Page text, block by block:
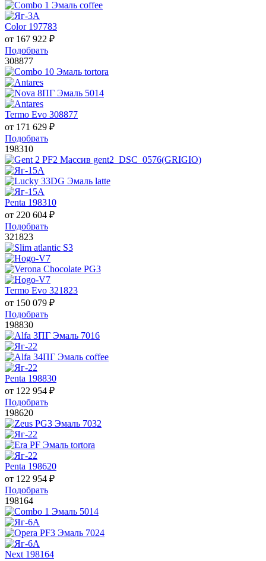
Color 197783
от 167 922 ₽
Подобрать
308877
Termo Evo 308877
от 171 629 ₽
Подобрать
198310
Penta 198310
от 220 604 ₽
Подобрать
321823
Termo Evo 321823
от 150 079 ₽
Подобрать
198830
Penta 198830
от 122 954 ₽
Подобрать
198620
Penta 198620
от 122 954 ₽
Подобрать
198164
Next 198164